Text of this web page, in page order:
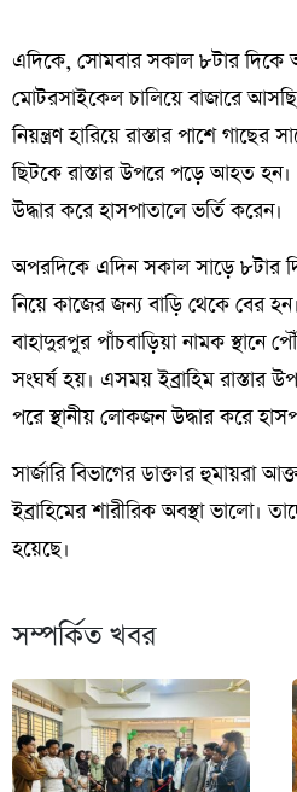
এদিকে, সোমবার সকাল ৮টার
মোটরসাইকেল চালিয়ে বাজারে
নিয়ন্ত্রণ হারিয়ে রাস্তার পাশে গাছের
ছিটকে রাস্তার উপরে পড়ে আহত
উদ্ধার করে হাসপাতালে ভর্তি করেন।
অপরদিকে এদিন সকাল সাড়ে ৮টার
নিয়ে কাজের জন্য বাড়ি থেকে বের
বাহাদুরপুর পাঁচবাড়িয়া নামক স্থানে
সংঘর্ষ হয়। এসময় ইব্রাহিম
পরে স্থানীয় লোকজন উদ্ধার করে
সার্জারি বিভাগের ডাক্তার
ইব্রাহিমের শারীরিক অবস্থা ভালো।
হয়েছে।
সম্পর্কিত খবর